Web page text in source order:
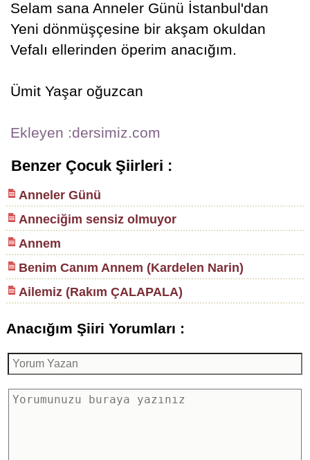
Selam sana Anneler Günü İstanbul'dan
Yeni dönmüşçesine bir akşam okuldan
Vefalı ellerinden öperim anacığım.
Ümit Yaşar oğuzcan
Ekleyen :dersimiz.com
Benzer Çocuk Şiirleri :
Anneler Günü
Anneciğim sensiz olmuyor
Annem
Benim Canım Annem (Kardelen Narin)
Ailemiz (Rakım ÇALAPALA)
Anacığım Şiiri Yorumları :